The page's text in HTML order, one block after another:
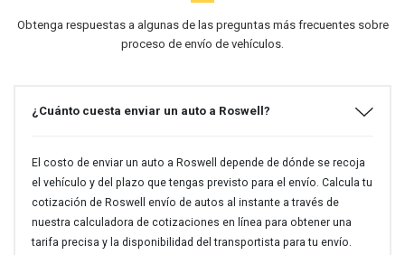
Obtenga respuestas a algunas de las preguntas más frecuentes sobre
proceso de envío de vehículos.
¿Cuánto cuesta enviar un auto a Roswell?
El costo de enviar un auto a Roswell depende de dónde se recoja
el vehículo y del plazo que tengas previsto para el envío. Calcula tu
cotización de Roswell envío de autos al instante a través de
nuestra calculadora de cotizaciones en línea para obtener una
tarifa precisa y la disponibilidad del transportista para tu envío.